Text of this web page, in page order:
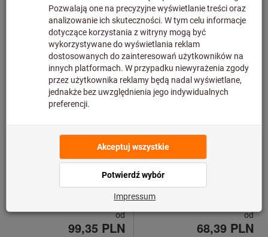
Nowy produkt
Zestawy brzeszczotów
mieczowych
Nr art.: 588710
od
99,35 PLN
Zestawy brzeszczotów
mieczowych
BOSCH
Nr art.: 588700
od
68,39 PLN